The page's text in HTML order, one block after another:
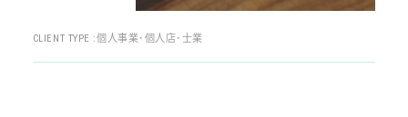
CLIENT TYPE :個人事業･個人店･士業